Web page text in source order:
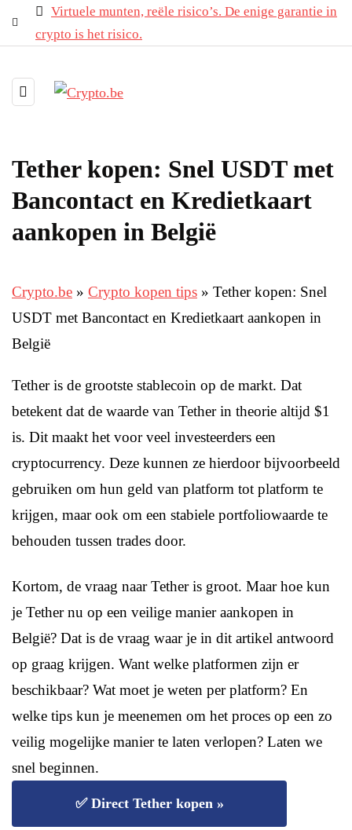
Virtuele munten, reële risico’s. De enige garantie in
crypto is het risico.
Tether kopen: Snel USDT met
Bancontact en Kredietkaart
aankopen in België
Crypto.be » Crypto kopen tips » Tether kopen: Snel
USDT met Bancontact en Kredietkaart aankopen in
België
Tether is de grootste stablecoin op de markt. Dat
betekent dat de waarde van Tether in theorie altijd $1
is. Dit maakt het voor veel investeerders een
cryptocurrency. Deze kunnen ze hierdoor bijvoorbeeld
gebruiken om hun geld van platform tot platform te
krijgen, maar ook om een stabiele portfoliowaarde te
behouden tussen trades door.
Kortom, de vraag naar Tether is groot. Maar hoe kun
je Tether nu op een veilige manier aankopen in
België? Dat is de vraag waar je in dit artikel antwoord
op graag krijgen. Want welke platformen zijn er
beschikbaar? Wat moet je weten per platform? En
welke tips kun je meenemen om het proces op een zo
veilig mogelijke manier te laten verlopen? Laten we
snel beginnen.
✅ Direct Tether kopen »